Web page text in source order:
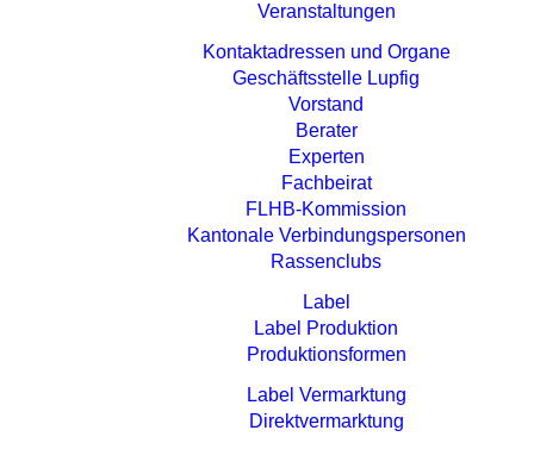
Veranstaltungen
Kontaktadressen und Organe
Geschäftsstelle Lupfig
Vorstand
Berater
Experten
Fachbeirat
FLHB-Kommission
Kantonale Verbindungspersonen
Rassenclubs
Label
Label Produktion
Produktionsformen
Label Vermarktung
Direktvermarktung